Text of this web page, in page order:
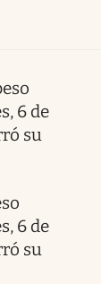
6 de
su
6 de
su